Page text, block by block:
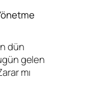
dün
gelen
mı